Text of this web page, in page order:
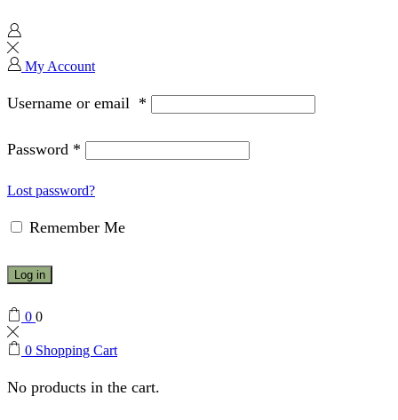
My Account
Username or email *
Password *
Lost password?
Remember Me
Log in
0 0
0 Shopping Cart
No products in the cart.